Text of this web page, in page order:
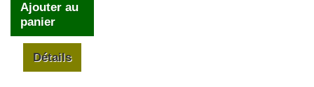
Ajouter au
panier
Détails